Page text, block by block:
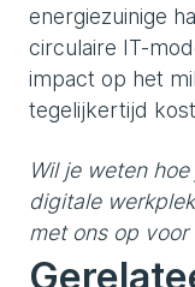
energiezuinige
circulaire IT-
impact op het
tegelijkertijd
Wil je weten
digitale
met ons op